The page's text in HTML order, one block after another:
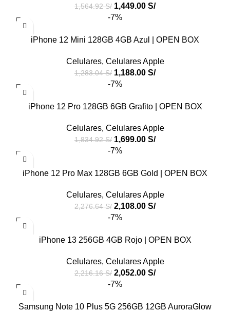
1,564.92S/ 1,449.00 S/
-7%
iPhone 12 Mini 128GB 4GB Azul | OPEN BOX
Celulares, Celulares Apple
1,283.04S/ 1,188.00 S/
-7%
iPhone 12 Pro 128GB 6GB Grafito | OPEN BOX
Celulares, Celulares Apple
1,834.92S/ 1,699.00 S/
-7%
iPhone 12 Pro Max 128GB 6GB Gold | OPEN BOX
Celulares, Celulares Apple
2,276.64S/ 2,108.00 S/
-7%
iPhone 13 256GB 4GB Rojo | OPEN BOX
Celulares, Celulares Apple
2,216.16S/ 2,052.00 S/
-7%
Samsung Note 10 Plus 5G 256GB 12GB AuroraGlow